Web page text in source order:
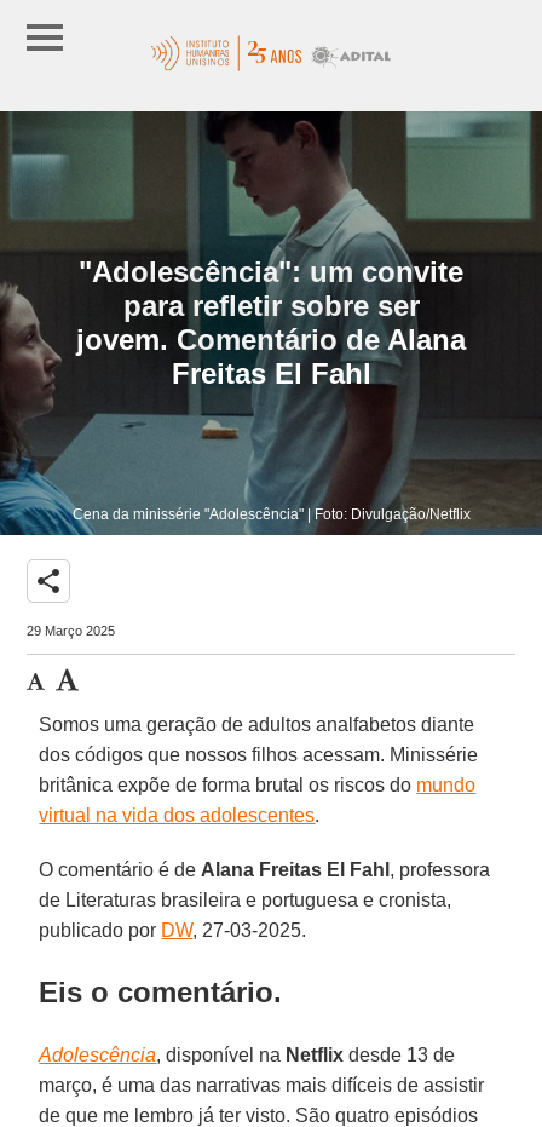
"Adolescência": um convite
para refletir sobre ser
jovem. Comentário de Alana
Freitas El Fahl
Cena da minissérie "Adolescência" | Foto: Divulgação/Netflix
share
29 Março 2025
Somos uma geração de adultos analfabetos diante
dos códigos que nossos filhos acessam. Minissérie
britânica expõe de forma brutal os riscos do mundo
virtual na vida dos adolescentes.
O comentário é de Alana Freitas El Fahl , professora
de Literaturas brasileira e portuguesa e cronista,
publicado por DW, 27-03-2025.
Eis o comentário.
Adolescência, disponível na Netflix desde 13 de
março, é uma das narrativas mais difíceis de assistir
de que me lembro já ter visto. São quatro episódios